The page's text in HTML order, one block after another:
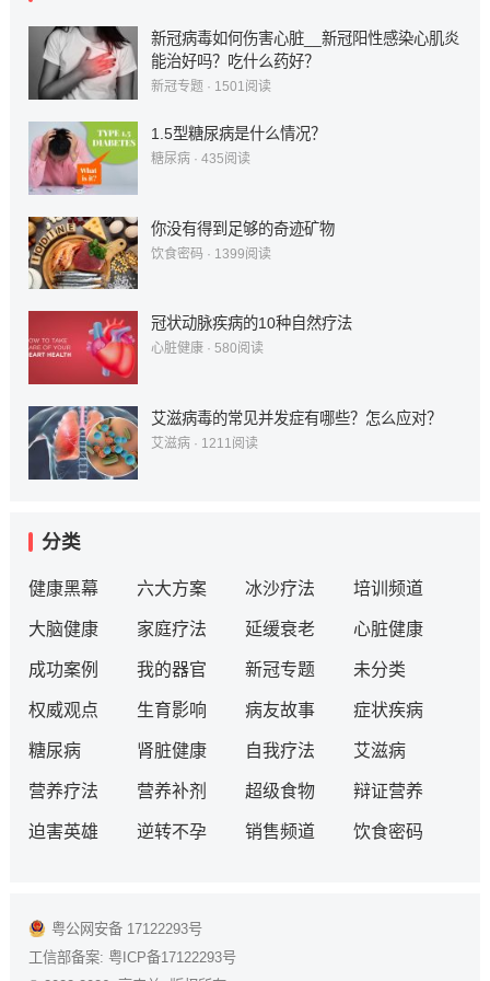
新冠病毒如何伤害心脏__新冠阳性感染心肌炎
能治好吗？吃什么药好？
新冠专题 · 1501阅读
1.5型糖尿病是什么情况？
糖尿病· 435阅读
你没有得到足够的奇迹矿物
饮食密码 · 1399阅读
冠状动脉疾病的10种自然疗法
心脏健康· 580阅读
艾滋病毒的常见并发症有哪些？怎么应对？
艾滋病· 1211阅读
分类
健康黑幕 六大方案 冰沙疗法 培训频道
大脑健康 家庭疗法 延缓衰老 心脏健康
成功案例 我的器官 新冠专题 未分类
权威观点 生育影响 病友故事 症状疾病
糖尿病 肾脏健康 自我疗法 艾滋病
营养疗法 营养补剂 超级食物 辩证营养
迫害英雄 逆转不孕 销售频道 饮食密码
粤公网安备 17122293号
工信部备案: 粤ICP备17122293号